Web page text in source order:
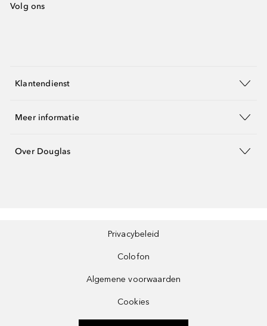
Volg ons
Klantendienst
Meer informatie
Over Douglas
Privacybeleid
Colofon
Algemene voorwaarden
Cookies